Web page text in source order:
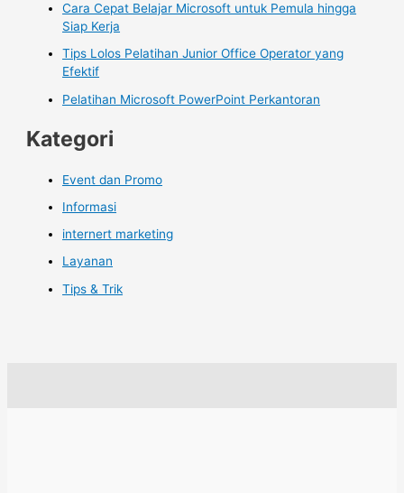
Cara Cepat Belajar Microsoft untuk Pemula hingga
Siap Kerja
Tips Lolos Pelatihan Junior Office Operator yang
Efektif
Pelatihan Microsoft PowerPoint Perkantoran
Kategori
Event dan Promo
Informasi
internert marketing
Layanan
Tips & Trik